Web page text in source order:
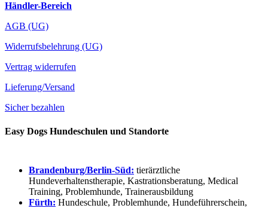
Händler-Bereich
AGB (UG)
Widerrufsbelehrung (UG)
Vertrag widerrufen
Lieferung/Versand
Sicher bezahlen
Easy Dogs Hundeschulen und Standorte
Brandenburg/Berlin-Süd: tierärztliche
Hundeverhaltenstherapie, Kastrationsberatung, Medical
Training, Problemhunde, Trainerausbildung
Fürth: Hundeschule, Problemhunde, Hundeführerschein,